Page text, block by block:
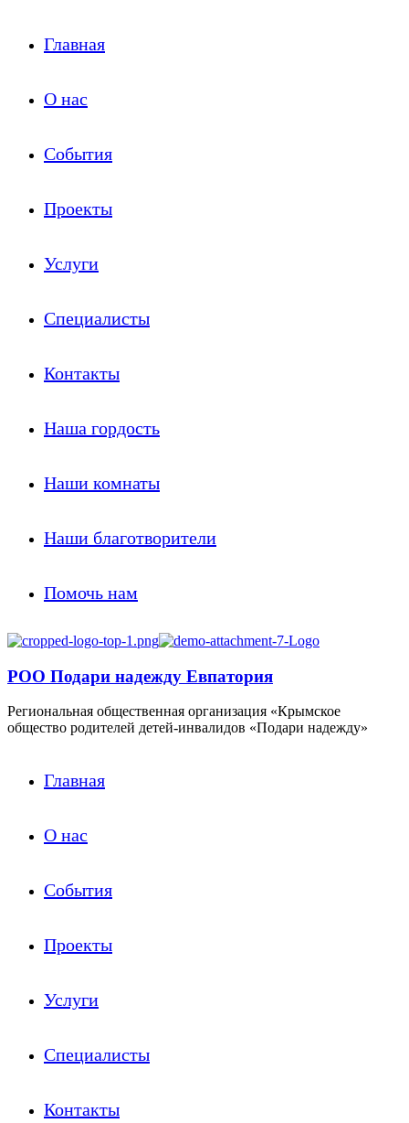
Главная
О нас
События
Проекты
Услуги
Специалисты
Контакты
Наша гордость
Наши комнаты
Наши благотворители
Помочь нам
РОО Подари надежду Евпатория
Региональная общественная организация «Крымское
общество родителей детей-инвалидов «Подари надежду»
Главная
О нас
События
Проекты
Услуги
Специалисты
Контакты